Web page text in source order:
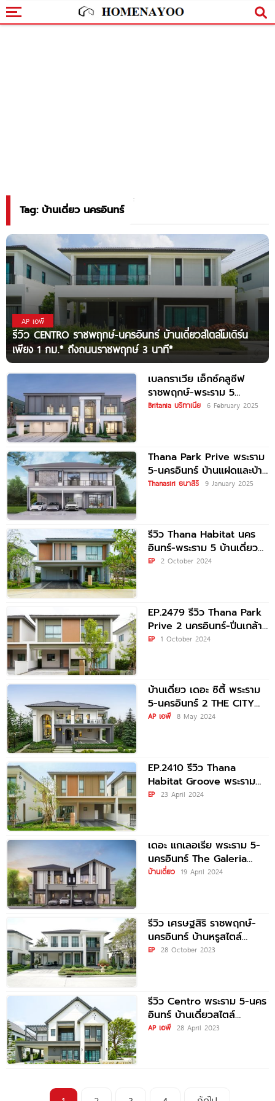
Tag: บ้านเดี่ยว นครอินทร์
AP เอพี
รีวิว CENTRO ราชพฤกษ์-นครอินทร์ บ้านเดี่ยวสไตล์โมเดิร์น
เพียง 1 กม.* ถึงถนนราชพฤกษ์ 3 นาที*
เบลกราเวีย เอ็กซ์คลูซีฟ
ราชพฤกษ์-พระราม 5
Belgravia Exclusive
Britania บริทาเนีย 6 February 2025
Thana Park Prive พระราม
5-นครอินทร์ บ้านแฝดและบ้าน
เดี่ยว ใกล้ทางด่วน และ MRT
Thanasiri ธนาสิริ 9 January 2025
รีวิว Thana Habitat นคร
อินทร์-พระราม 5 บ้านเดี่ยว
และบ้านแฝด ใจกลางพระราม
EP 2 October 2024
EP.2479 รีวิว Thana Park
Prive 2 นครอินทร์-ปิ่นเกล้า
บ้านเดี่ยวและบ้านแฝด เพียง
EP 1 October 2024
บ้านเดี่ยว เดอะ ซิตี้ พระราม
5-นครอินทร์ 2 THE CITY
Rama 5-Nakhon
AP เอพี 8 May 2024
EP.2410 รีวิว Thana
Habitat Groove พระราม
5-นครอินทร์ บ้านสวยสไตล์
EP 23 April 2024
เดอะ แกเลอเรีย พระราม 5-
นครอินทร์ The Galeria
Rama 5-Nakorn In ใกล้
บ้านเดี่ยว 19 April 2024
รีวิว เศรษฐสิริ ราชพฤกษ์-
นครอินทร์ บ้านหรูสไตล์
Modern Classic ใจกลาง
EP 28 October 2023
รีวิว Centro พระราม 5-นคร
อินทร์ บ้านเดี่ยวสไตล์
ENGLISH พร้อมฟังก์ชันใหม่
AP เอพี 28 April 2023